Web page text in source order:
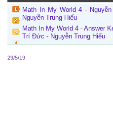
Math In My World 4 -
Nguyễn Trung Hiếu
Math In My World 4 - Answer
Trí Đức - Nguyễn Trung Hiếu
29/5/19